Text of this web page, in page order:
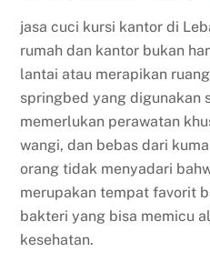
jasa cuci kursi kantor di
rumah dan kantor bukan
lantai atau merapikan
springbed yang digunakan
memerlukan perawatan
wangi, dan bebas dari
orang tidak menyadari
merupakan tempat favorit
bakteri yang bisa memicu
kesehatan.